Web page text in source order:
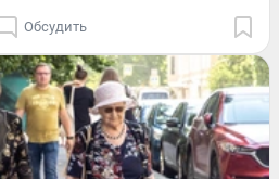
Обсудить